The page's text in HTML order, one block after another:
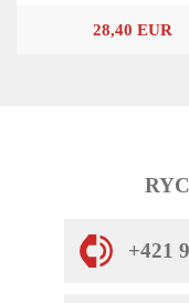
28,40 EUR
+421